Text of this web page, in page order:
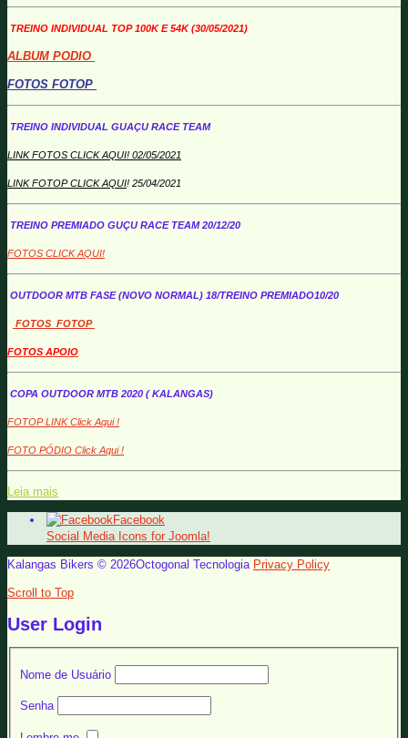
TREINO INDIVIDUAL TOP 100K E 54K (30/05/2021)
ALBUM PODIO
FOTOS FOTOP
TREINO INDIVIDUAL GUAÇU RACE TEAM
LINK FOTOS CLICK AQUI! 02/05/2021
LINK FOTOP CLICK AQUI! 25/04/2021
TREINO PREMIADO GUÇU RACE TEAM 20/12/20
FOTOS CLICK AQUI!
OUTDOOR MTB FASE (NOVO NORMAL) 18/TREINO PREMIADO10/20
FOTOS FOTOP
FOTOS APOIO
COPA OUTDOOR MTB 2020 ( KALANGAS)
FOTOP LINK Click Aqui !
FOTO PÓDIO Click Aqui !
Leia mais
Facebook
Social Media Icons for Joomla!
Kalangas Bikers © 2026Octogonal Tecnologia Privacy Policy
Scroll to Top
User Login
Nome de Usuário
Senha